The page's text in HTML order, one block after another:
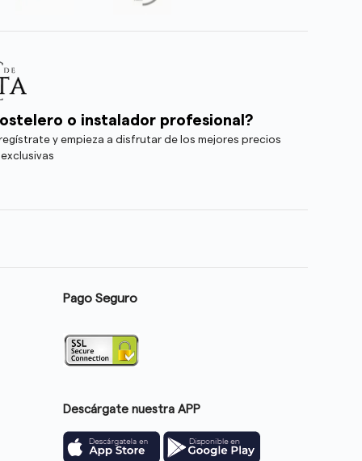
o instalador profesional?
y empieza a disfrutar de los mejores precios
Pago Seguro
Descárgate nuestra APP